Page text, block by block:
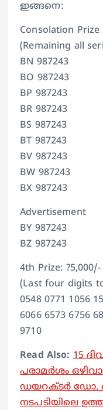
ഇങ്ങനെ:
Consolation Prize
(Remaining all
BN 987243
BO 987243
BP 987243
BR 987243
BS 987243
BT 987243
BV 987243
BW 987243
BX 987243
Advertisement
BY 987243
BZ 987243
4th Prize: ?5,000/-
(Last four digits
0548 0771 1056
6066 6573 6756
9710
Read Also: 15
പരാമര്‍ശം
ഡയറക്ടര്‍ ഡോ.
നടപടിയിലെ